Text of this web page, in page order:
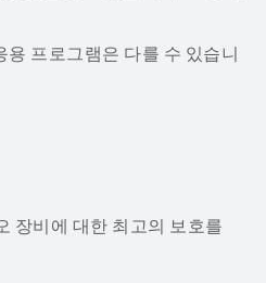
프로그램은 다를 수 있습니
장비에 대한 최고의 보호를